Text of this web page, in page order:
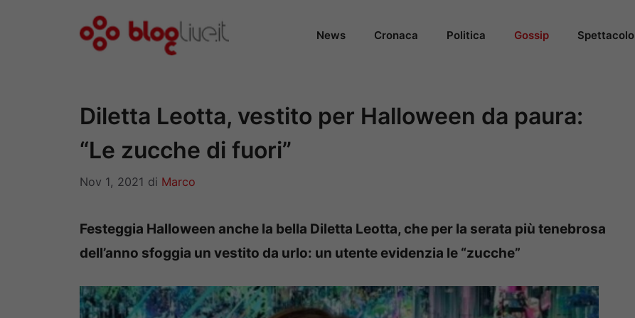
News Cronaca Politica Gossip Spettacolo
Diletta Leotta, vestito per Halloween da paura:
“Le zucche di fuori”
Nov 1, 2021 di Marco
Festeggia Halloween anche la bella Diletta Leotta, che per la serata più tenebrosa
dell’anno sfoggia un vestito da urlo: un utente evidenzia le “zucche”